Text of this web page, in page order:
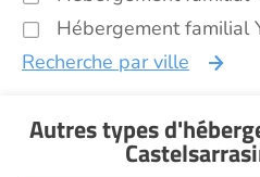
Hébergement familial
Recherche par ville
Autres types